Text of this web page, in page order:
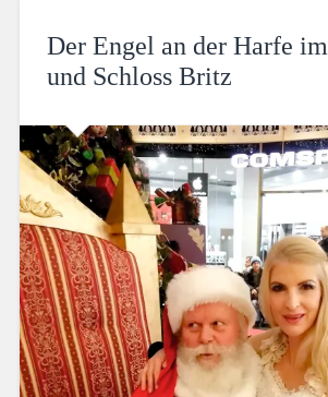
Der Engel an der Harfe
und Schloss Britz